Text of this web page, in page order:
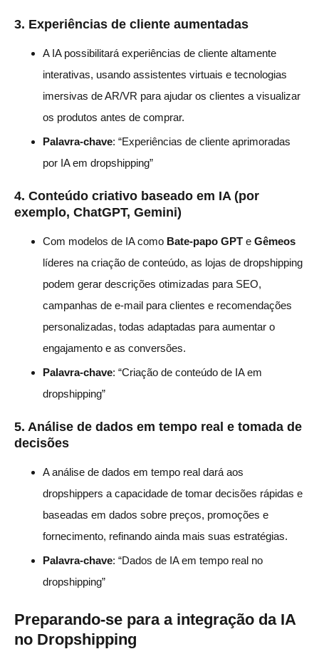
3. Experiências de cliente aumentadas
A IA possibilitará experiências de cliente altamente
interativas, usando assistentes virtuais e tecnologias
imersivas de AR/VR para ajudar os clientes a visualizar
os produtos antes de comprar.
Palavra-chave: “Experiências de cliente aprimoradas
por IA em dropshipping”
4. Conteúdo criativo baseado em IA (por
exemplo, ChatGPT, Gemini)
Com modelos de IA como Bate-papo GPT e Gêmeos
líderes na criação de conteúdo, as lojas de dropshipping
podem gerar descrições otimizadas para SEO,
campanhas de e-mail para clientes e recomendações
personalizadas, todas adaptadas para aumentar o
engajamento e as conversões.
Palavra-chave: “Criação de conteúdo de IA em
dropshipping”
5. Análise de dados em tempo real e tomada de
decisões
A análise de dados em tempo real dará aos
dropshippers a capacidade de tomar decisões rápidas e
baseadas em dados sobre preços, promoções e
fornecimento, refinando ainda mais suas estratégias.
Palavra-chave: “Dados de IA em tempo real no
dropshipping”
Preparando-se para a integração da IA
no Dropshipping